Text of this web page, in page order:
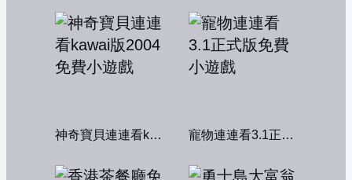
神奇寶貝連連看kawai版2004 寵物連連看3.1正式版